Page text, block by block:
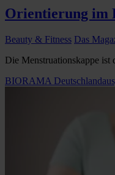
Orientierung im
Beauty & Fitness Das
Die Menstruationskappe ist
BIORAMA